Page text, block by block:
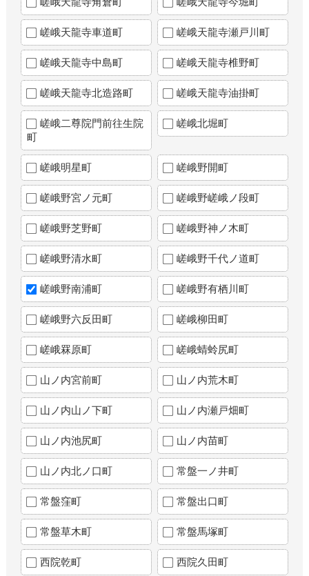
嵯峨天龍寺車道町 嵯峨天龍寺瀬戸川町
嵯峨天龍寺中島町 嵯峨天龍寺椎野町
嵯峨天龍寺北造路町 嵯峨天龍寺油掛町
嵯峨二尊院門前往生院
町
嵯峨北堀町
嵯峨明星町 嵯峨野開町
嵯峨野宮ノ元町 嵯峨野嵯峨ノ段町
嵯峨野芝野町 嵯峨野神ノ木町
嵯峨野清水町 嵯峨野千代ノ道町
嵯峨野南浦町 嵯峨野有栖川町
嵯峨野六反田町 嵯峨柳田町
嵯峨罧原町 嵯峨蜻蛉尻町
山ノ内宮前町 山ノ内荒木町
山ノ内山ノ下町 山ノ内瀬戸畑町
山ノ内池尻町 山ノ内苗町
山ノ内北ノ口町 常盤一ノ井町
常盤窪町 常盤出口町
常盤草木町 常盤馬塚町
西院乾町 西院久田町